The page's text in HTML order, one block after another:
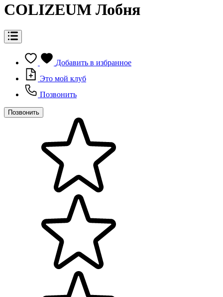
COLIZEUM Лобня
Добавить в избранное
Это мой клуб
Позвонить
Позвонить